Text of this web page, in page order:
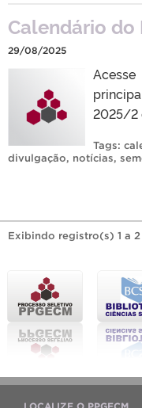
Calendário do
29/08/2025
2025/2
Tags:
divulgação, notícias,
Exibindo registro(s) 1 a
LOCALIZE O PPGECM